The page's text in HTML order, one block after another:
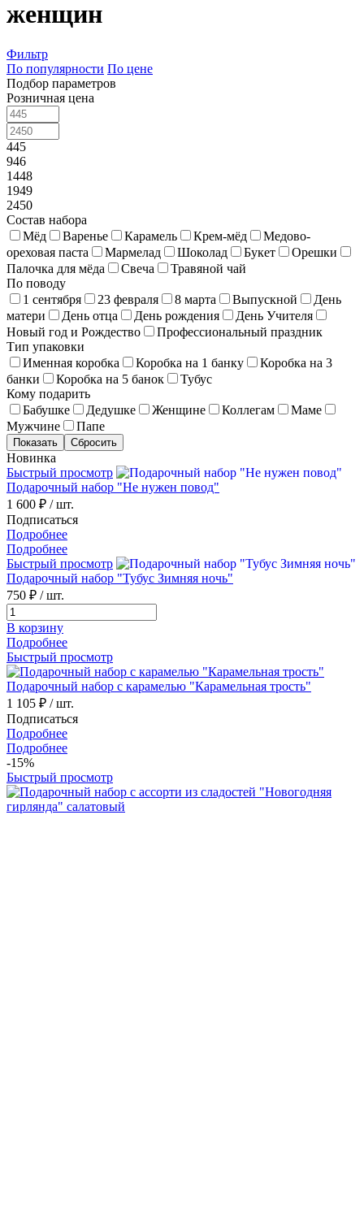
женщин
Фильтр
По популярности По цене
Подбор параметров
Розничная цена
445
946
1448
1949
2450
Состав набора
Мёд
Варенье Карамель Крем-мёд
Медово-
ореховая паста
Мармелад Шоколад Букет
Орешки
Палочка для мёда
Свеча
Травяной чай
По поводу
1 сентября
23 февраля 8 марта Выпускной
День
матери
День отца День рождения
День Учителя
Новый год и Рождество
Профессиональный праздник
Тип упаковки
Именная коробка
Коробка на 1 банку
Коробка на 3
банки
Коробка на 5 банок
Тубус
Кому подарить
Бабушке
Дедушке Женщине Коллегам
Маме
Мужчине
Папе
Новинка
Быстрый просмотр
Подарочный набор "Не нужен повод"
1 600 ₽ / шт.
Подписаться
Подробнее
Подробнее
Быстрый просмотр
Подарочный набор "Тубус Зимняя ночь"
750 ₽ / шт.
В корзину
Подробнее
Быстрый просмотр
Подарочный набор с карамелью "Карамельная трость"
1 105 ₽ / шт.
Подписаться
Подробнее
Подробнее
-15%
Быстрый просмотр